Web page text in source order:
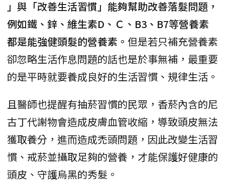
」與「改善生活習慣」能夠幫助改善落髮問題，
例如鐵、鋅、維生素D、Ｃ、B3、B7等營養素
都是能強健頭髮的營養素。 但是若只補充營養素
卻忽略生活作息問題的話也是於事無補，最重要
的是平時就要養成良好的生活習慣、規律生活。
且醫師也提醒有抽菸習慣的民眾，香菸內含的尼
古丁代謝物會造成皮膚血管收縮，導致頭皮無法
獲取養分，進而造成禿頭問題，因此改變生活習
慣、戒菸並攝取足夠的營養，才能保護好健康的
頭皮、守護烏黑的秀髮。